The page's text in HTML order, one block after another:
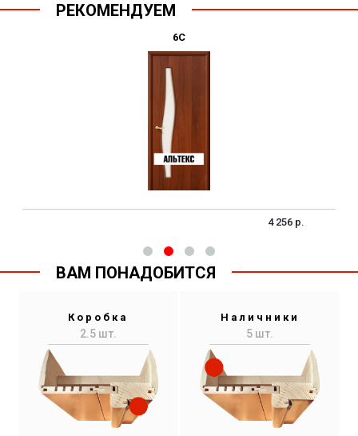
РЕКОМЕНДУЕМ
ВАМ ПОНАДОБИТСЯ
Коробка
2.5 шт.
Наличники
5 шт.